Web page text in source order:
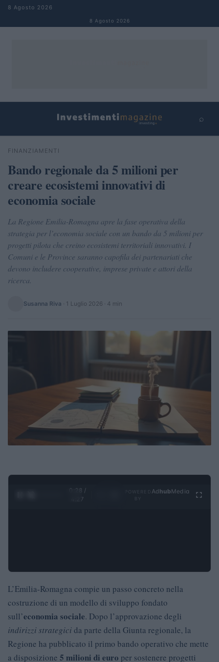
Salta al contenuto
8 Agosto 2026
8 Agosto 2026
⌕
Cerca
FINANZIAMENTI
Bando regionale da 5 milioni per
creare ecosistemi innovativi di
economia sociale
La Regione Emilia-Romagna apre la fase operativa della
strategia per l’economia sociale con un bando da 5 milioni per
progetti pilota che creino ecosistemi territoriali innovativi. I
Comuni e le Province saranno capofila dei partenariati che
devono includere cooperative, imprese private e attori della
ricerca.
Susanna Riva · 1 Luglio 2026 · 4 min
0:29 /
4:27
Ad hubMedia
L’Emilia-Romagna compie un passo concreto nella
costruzione di un modello di sviluppo fondato
sull’economia sociale. Dopo l’approvazione degli
indirizzi strategicida parte della Giunta regionale, la
Regione ha pubblicato il primo bando operativo che mette
a disposizione 5 milioni di euro per sostenere progetti